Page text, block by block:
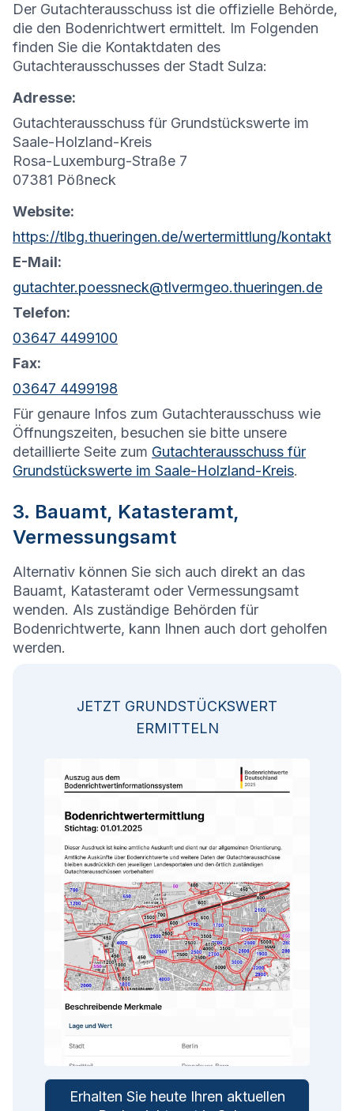
Der Gutachterausschuss ist die offizielle Behörde,
die den Bodenrichtwert ermittelt. Im Folgenden
finden Sie die Kontaktdaten des
Gutachterausschusses der Stadt Sulza:
Adresse:
Gutachterausschuss für Grundstückswerte im
Saale-Holzland-Kreis
Rosa-Luxemburg-Straße 7
07381 Pößneck
Website:
https://tlbg.thueringen.de/wertermittlung/kontakt
E-Mail:
gutachter.poessneck@tlvermgeo.thueringen.de
Telefon:
03647 4499100
Fax:
03647 4499198
Für genaure Infos zum Gutachterausschuss wie
Öffnungszeiten, besuchen sie bitte unsere
detaillierte Seite zum Gutachterausschuss für
Grundstückswerte im Saale-Holzland-Kreis.
3. Bauamt, Katasteramt,
Vermessungsamt
Alternativ können Sie sich auch direkt an das
Bauamt, Katasteramt oder Vermessungsamt
wenden. Als zuständige Behörden für
Bodenrichtwerte, kann Ihnen auch dort geholfen
werden.
JETZT GRUNDSTÜCKSWERT
ERMITTELN
Erhalten Sie heute Ihren aktuellen